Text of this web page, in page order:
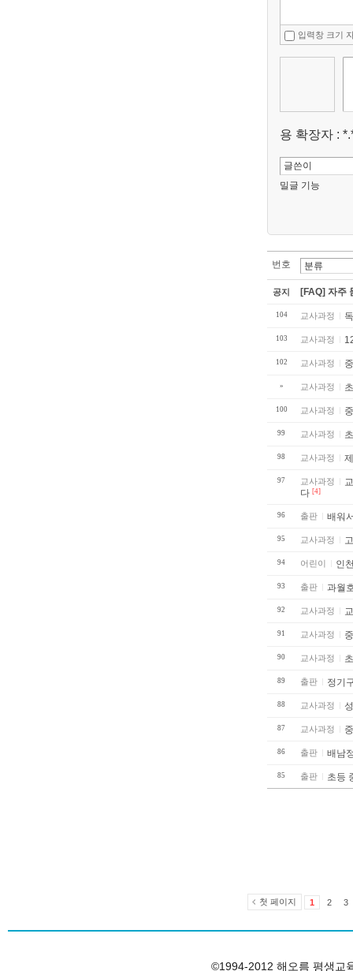
입력창 크기
용 확장자 :
밀글 기능
번호
공지 [FAQ] 자주
104 교사과정
103 교사과정
102 교사과정
» 교사과정
100 교사과정
99 교사과정
98 교사과정
97 교사과정
교
다 [4]
96 출판 배워
95 교사과정
94 어린이 인
93 출판 과월
92 교사과정
91 교사과정
90 교사과정
89 출판 정기
88 교사과정
87 교사과정
86 출판 배남
85 출판 초등
첫 페이지 1 2 3
©1994-2012 해오름 평생교